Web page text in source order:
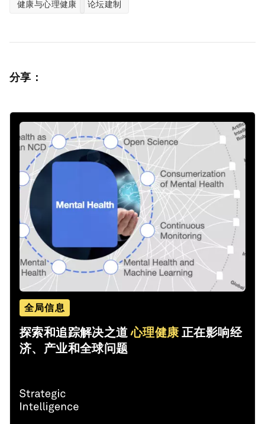
健康与心理健康 论坛建制
分享：
全局信息
探索和追踪解决之道心理健康正在影响经
济、产业和全球问题